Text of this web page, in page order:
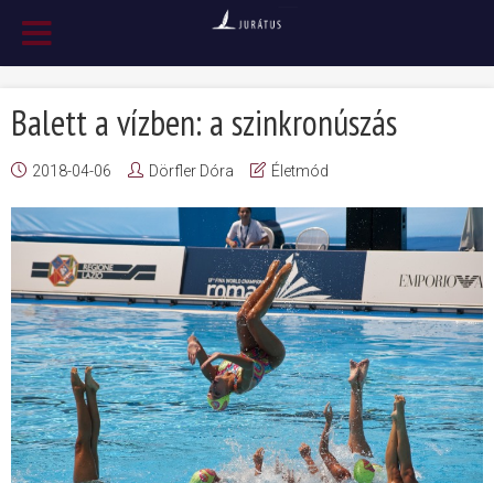
Balett a vízben: a szinkronúszás
2018-04-06 Dörfler Dóra Életmód